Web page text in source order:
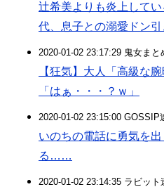
辻希美よりも炎上して
代、息子との溺愛ドン
2020-01-02 23:17:29 鬼女ま
【狂気】大人「高級な
「はぁ・・・？ｗ」
2020-01-02 23:15:00 GOSSIP
いのちの電話に勇気を
る……
2020-01-02 23:14:35 ラビット